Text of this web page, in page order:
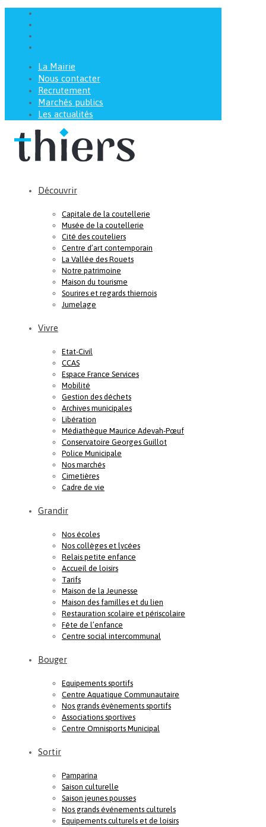
La Mairie
Nous contacter
Recrutement
Marchés publics
Les actualités
Découvrir
Capitale de la coutellerie
Musée de la coutellerie
Cité des couteliers
Centre d’art contemporain
La Vallée des Rouets
Notre patrimoine
Maison du tourisme
Sourires et regards thiernois
Jumelage
Vivre
Etat-Civil
CCAS
Espace France Services
Mobilité
Gestion des déchets
Archives municipales
Libération
Médiathèque Maurice Adevah-Pœuf
Conservatoire Georges Guillot
Police Municipale
Nos marchés
Cimetières
Cadre de vie
Grandir
Nos écoles
Nos collèges et lycées
Relais petite enfance
Accueil de loisirs
Tarifs
Maison de la Jeunesse
Maison des familles et du lien
Restauration scolaire et périscolaire
Fête de l’enfance
Centre social intercommunal
Bouger
Equipements sportifs
Centre Aquatique Communautaire
Nos grands évènements sportifs
Associations sportives
Centre Omnisports Municipal
Sortir
Pamparina
Saison culturelle
Saison jeunes pousses
Nos grands événements culturels
Equipements culturels et de loisirs